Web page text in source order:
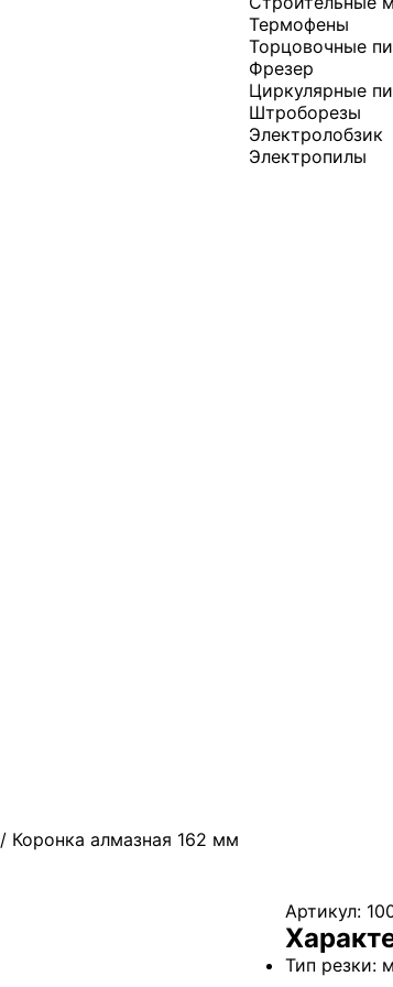
Термофены
Торцовочные
Фрезер
Циркулярные
Штроборезы
Электролобзик
Электропилы
/ Коронка алмазная 162 мм
Артикул:
Тип резки: